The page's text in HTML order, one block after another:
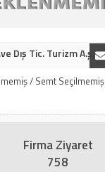
Dış Tic. Turizm A.ş.
/ Semt Seçilmemiş
Firma Ziyaret
758